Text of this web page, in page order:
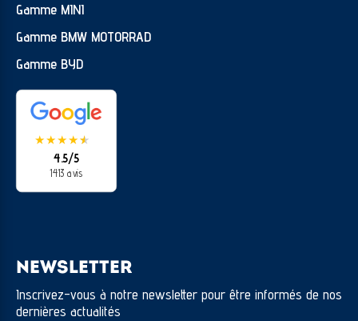
Gamme MINI
Gamme BMW MOTORRAD
Gamme BYD
★★★★★
★
4.5/5
1413 avis
NEWSLETTER
Inscrivez-vous à notre newsletter pour être informés de nos
dernières actualités